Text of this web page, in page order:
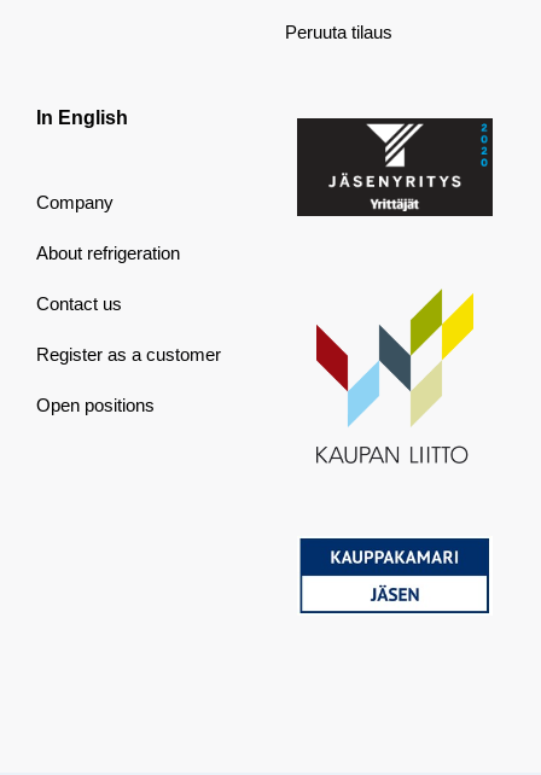
Peruuta tilaus
In English
Company
About refrigeration
Contact us
Register as a customer
Open positions